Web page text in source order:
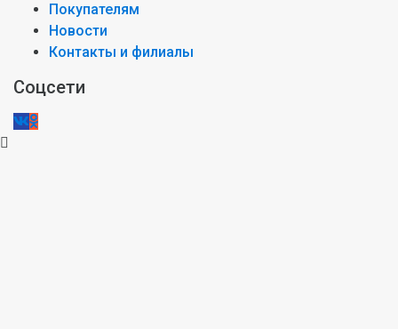
Покупателям
Новости
Контакты и филиалы
Соцсети